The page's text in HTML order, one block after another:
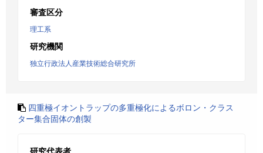
審査区分
理工系
研究機関
独立行政法人産業技術総合研究所
四重極イオントラップの多重極化によるボロン・クラス
ター集合固体の創製